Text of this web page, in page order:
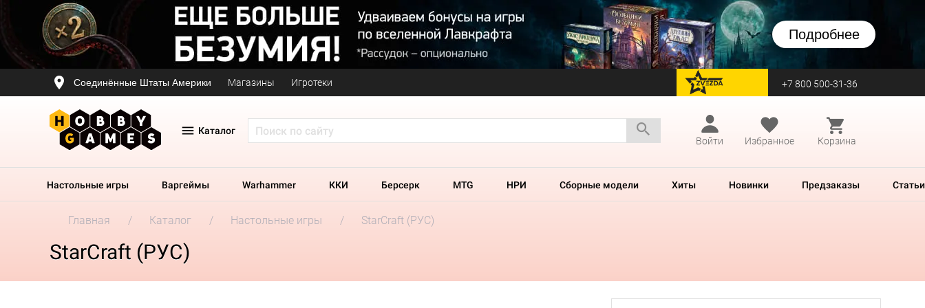
Подробнее
Соединённые Штаты Америки Магазины Игротеки перейти на Zvezda +7 800 500-31-36
Каталог
Войти
Избранное Корзина
Настольные игры Варгеймы Warhammer ККИ Берсерк MTG НРИ Сборные модели Хиты Новинки Предзаказы Статьи
Главная Каталог Настольные игры StarСraft (РУС)
StarСraft (РУС)